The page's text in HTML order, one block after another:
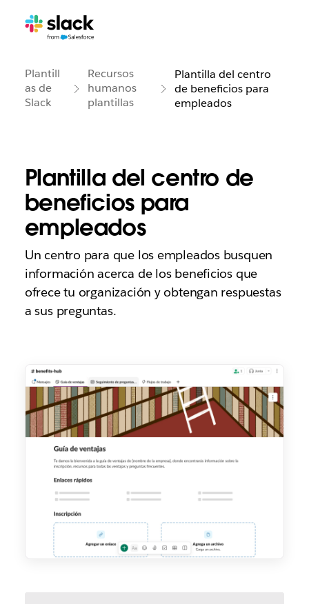
Plantill
as de
Slack
Recursos
humanos
plantillas
Plantilla del centro
de beneficios para
empleados
Plantilla del centro de
beneficios para
empleados
Un centro para que los empleados busquen
información acerca de los beneficios que
ofrece tu organización y obtengan respuestas
a sus preguntas.